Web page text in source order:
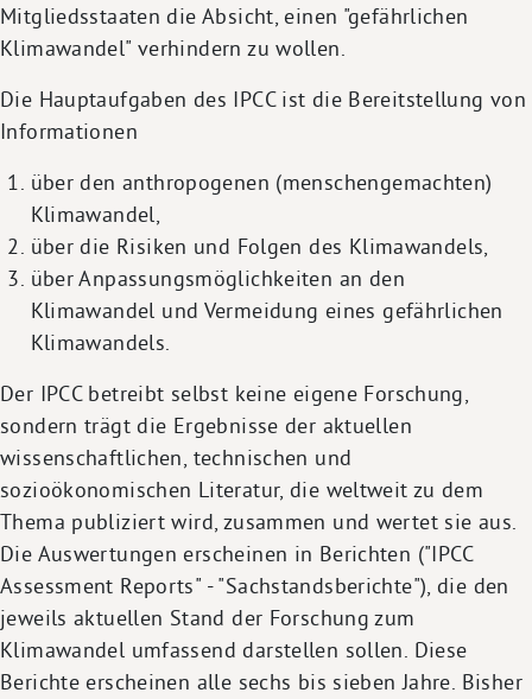
Mitgliedsstaaten die Absicht, einen "gefährlichen
Klimawandel" verhindern zu wollen.
Die Hauptaufgaben des IPCC ist die Bereitstellung von
Informationen
über den anthropogenen (menschengemachten)
Klimawandel,
über die Risiken und Folgen des Klimawandels,
über Anpassungsmöglichkeiten an den
Klimawandel und Vermeidung eines gefährlichen
Klimawandels.
Der IPCC betreibt selbst keine eigene Forschung,
sondern trägt die Ergebnisse der aktuellen
wissenschaftlichen, technischen und
sozioökonomischen Literatur, die weltweit zu dem
Thema publiziert wird, zusammen und wertet sie aus.
Die Auswertungen erscheinen in Berichten ("IPCC
Assessment Reports" - "Sachstandsberichte"), die den
jeweils aktuellen Stand der Forschung zum
Klimawandel umfassend darstellen sollen. Diese
Berichte erscheinen alle sechs bis sieben Jahre. Bisher